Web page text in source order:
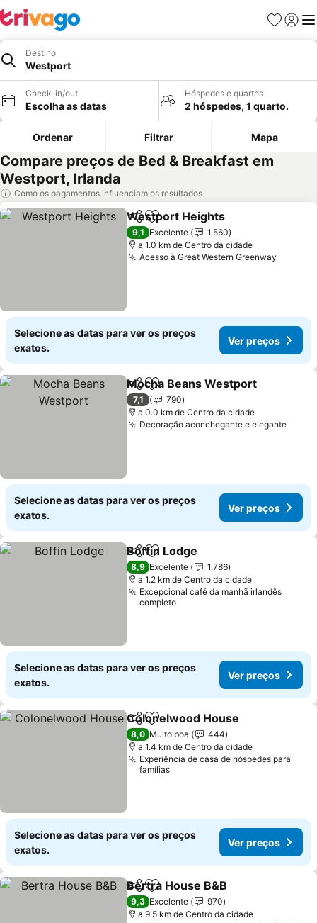
Favoritos
Iniciar
Destino
Westport
Check-in/out
Escolha as datas
Hóspedes e quartos
2 hóspedes, 1 quarto.
Ordenar Filtrar Mapa
Compare preços de Bed & Breakfast em
Westport, Irlanda
Como os pagamentos influenciam os resultados
PartilharAdicionar aos favoritos
Westport Heights
9,1 Excelente
1.560
a 1.0 km de Centro da cidade
Acesso à Great Western Greenway
Selecione as datas para ver os preços
exatos.
Ver preços
PartilharAdicionar aos favoritos
Mocha Beans Westport
7,1
790
a 0.0 km de Centro da cidade
Decoração aconchegante e elegante
Selecione as datas para ver os preços
exatos.
Ver preços
PartilharAdicionar aos favoritos
Boffin Lodge
8,9 Excelente
1.786
a 1.2 km de Centro da cidade
Excepcional café da manhã irlandês
completo
Selecione as datas para ver os preços
exatos.
Ver preços
PartilharAdicionar aos favoritos
Colonelwood House
8,0 Muito boa
444
a 1.4 km de Centro da cidade
Experiência de casa de hóspedes para
famílias
Selecione as datas para ver os preços
exatos.
Ver preços
PartilharAdicionar aos favoritos
Bertra House B&B
9,3 Excelente
970
a 9.5 km de Centro da cidade